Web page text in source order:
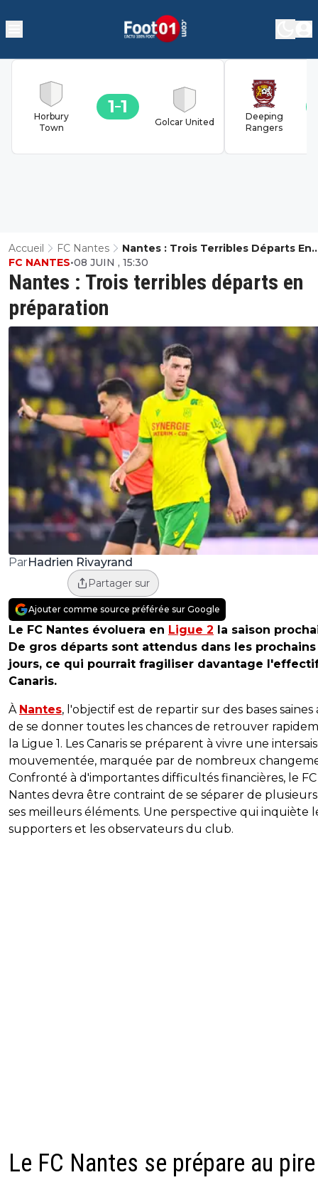
Horbury
Town
1 1
Golcar United
Deeping
Rangers
Accueil FC Nantes
Nantes : Trois Terribles Départs En
Préparation
Nantes : Trois terribles départs en
préparation
FC NANTES•08 JUIN , 15:30
ParHadrien Rivayrand
Partager sur
Ajouter comme source préférée sur Google
Le FC Nantes évoluera en Ligue 2 la saison
De gros départs sont attendus dans les prochains
jours, ce qui pourrait fragiliser davantage
Canaris.
À Nantes, l'objectif est de repartir sur des bases saines
de se donner toutes les chances de retrouver
la Ligue 1. Les Canaris se préparent à vivre une
mouvementée, marquée par de nombreux
Confronté à d'importantes difficultés financières, le FC
Nantes devra être contraint de se séparer de
ses meilleurs éléments. Une perspective qui inquiète
supporters et les observateurs du club.
Le FC Nantes se prépare au